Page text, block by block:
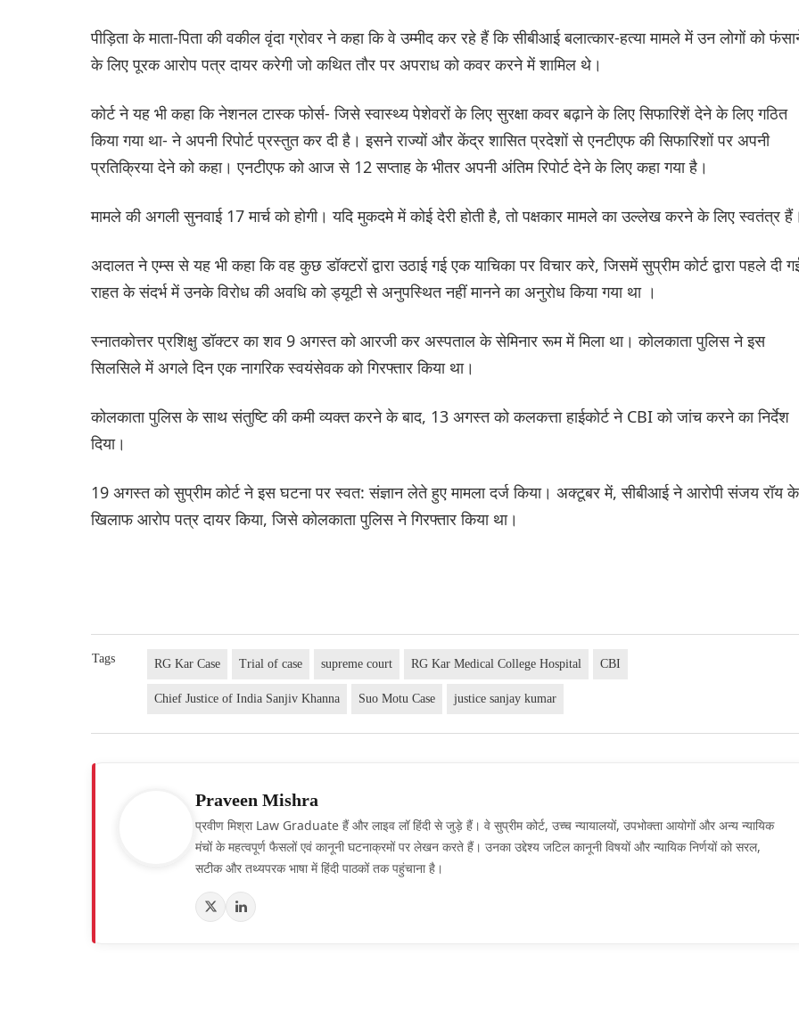
पीड़िता के माता-पिता की वकील वृंदा ग्रोवर ने कहा कि वे उम्मीद कर रहे हैं कि सीबीआई बलात्कार-हत्या मामले में उन लोगों को
के लिए पूरक आरोप पत्र दायर करेगी जो कथित तौर पर अपराध को कवर करने में शामिल थे।
कोर्ट ने यह भी कहा कि नेशनल टास्क फोर्स- जिसे स्वास्थ्य पेशेवरों के लिए सुरक्षा कवर बढ़ाने के लिए सिफारिशें देने के लिए गठित
किया गया था- ने अपनी रिपोर्ट प्रस्तुत कर दी है। इसने राज्यों और केंद्र शासित प्रदेशों से एनटीएफ की सिफारिशों पर अपनी
प्रतिक्रिया देने को कहा। एनटीएफ को आज से 12 सप्ताह के भीतर अपनी अंतिम रिपोर्ट देने के लिए कहा गया है।
मामले की अगली सुनवाई 17 मार्च को होगी। यदि मुकदमे में कोई देरी होती है, तो पक्षकार मामले का उल्लेख करने के लिए स्वतंत्र
अदालत ने एम्स से यह भी कहा कि वह कुछ डॉक्टरों द्वारा उठाई गई एक याचिका पर विचार करे, जिसमें सुप्रीम कोर्ट द्वारा पहले दी
राहत के संदर्भ में उनके विरोध की अवधि को ड्यूटी से अनुपस्थित नहीं मानने का अनुरोध किया गया था ।
स्नातकोत्तर प्रशिक्षु डॉक्टर का शव 9 अगस्त को आरजी कर अस्पताल के सेमिनार रूम में मिला था। कोलकाता पुलिस ने इस
सिलसिले में अगले दिन एक नागरिक स्वयंसेवक को गिरफ्तार किया था।
कोलकाता पुलिस के साथ संतुष्टि की कमी व्यक्त करने के बाद, 13 अगस्त को कलकत्ता हाईकोर्ट ने CBI को जांच करने का निर्देश
दिया।
19 अगस्त को सुप्रीम कोर्ट ने इस घटना पर स्वत: संज्ञान लेते हुए मामला दर्ज किया। अक्टूबर में, सीबीआई ने आरोपी संजय रॉय के
खिलाफ आरोप पत्र दायर किया, जिसे कोलकाता पुलिस ने गिरफ्तार किया था।
Tags RG Kar Case Trial of case supreme court RG Kar Medical College Hospital CBI
Chief Justice of India Sanjiv Khanna Suo Motu Case justice sanjay kumar
Praveen Mishra
प्रवीण मिश्रा Law Graduate हैं और लाइव लॉ हिंदी से जुड़े हैं। वे सुप्रीम कोर्ट, उच्च न्यायालयों, उपभोक्ता आयोगों और अन्य न्यायिक
मंचों के महत्वपूर्ण फैसलों एवं कानूनी घटनाक्रमों पर लेखन करते हैं। उनका उद्देश्य जटिल कानूनी विषयों और न्यायिक निर्णयों को सरल,
सटीक और तथ्यपरक भाषा में हिंदी पाठकों तक पहुंचाना है।